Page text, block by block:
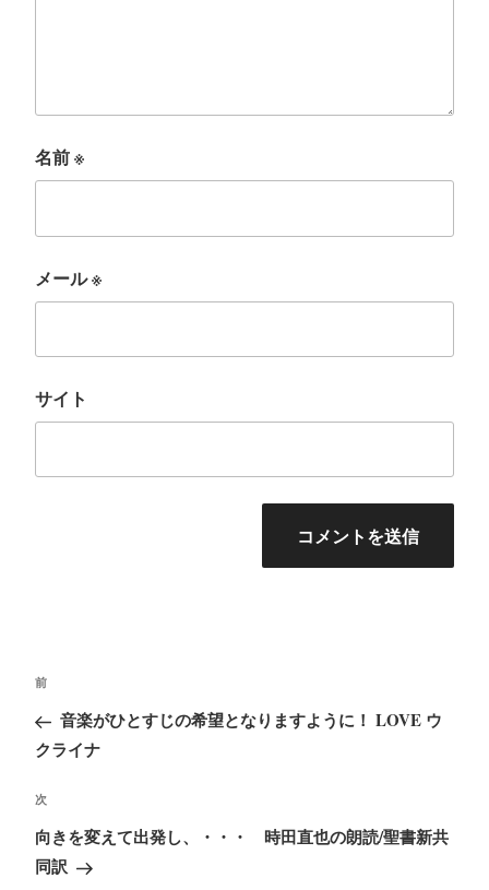
名前※
メール※
サイト
投
ナ
ビ
ゲ
ー
シ
前
の
投
前
音楽がひとすじの希望となりますように！ LOVE ウ
クライナ
次
の
投
次
向きを変えて出発し、・・・ 時田直也の朗読/聖書新共
同訳